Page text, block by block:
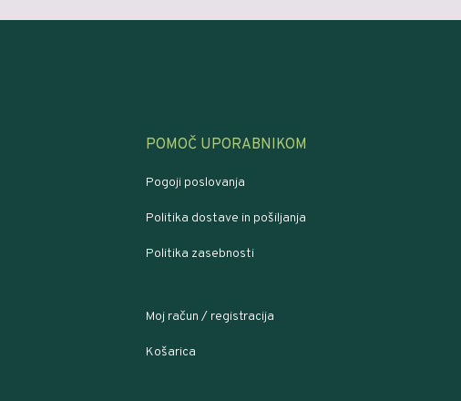
POMOČ UPORABNIKOM
Pogoji poslovanja
Politika dostave in pošiljanja
Politika zasebnosti
Moj račun / registracija
Košarica